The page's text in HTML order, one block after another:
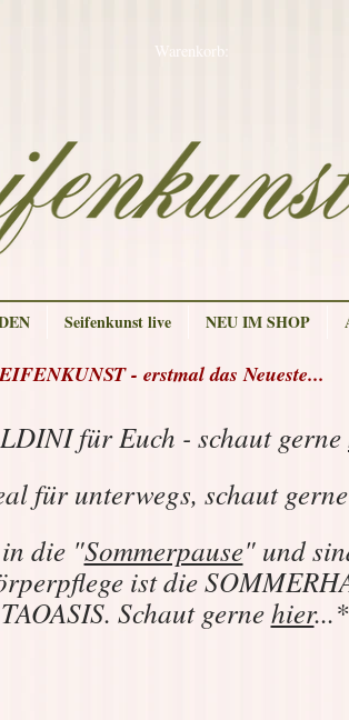
Warenkorb:
Seifenkunst live NEU IM SHOP
- erstmal das Neueste...
für Euch - schaut gerne
für unterwegs, schaut gerne
die "Sommerpause" und
ist die
Schaut gernehier